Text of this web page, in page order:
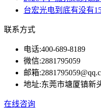
台宏光电到底有没有
联系方式
电话:400-689-8189
微信:2881795059
邮箱:
地址:东莞市塘厦镇新
在线咨询